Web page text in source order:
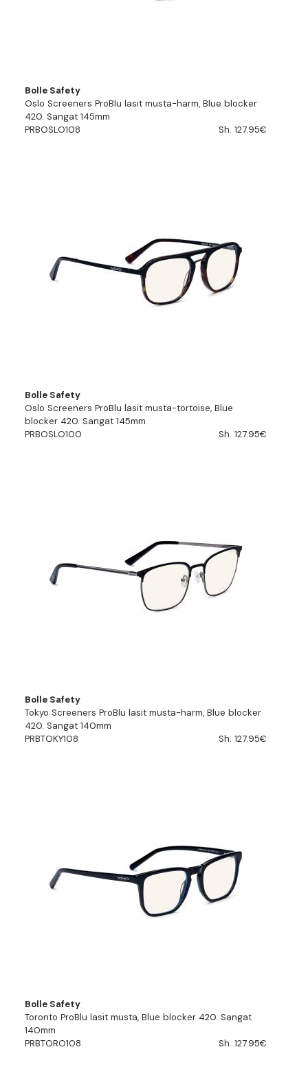
Bolle Safety
Oslo Screeners ProBlu lasit musta-harm, Blue blocker
420. Sangat 145mm
PRBOSLO108
Sh. 127.95€
Bolle Safety
Oslo Screeners ProBlu lasit musta-tortoise, Blue
blocker 420. Sangat 145mm
PRBOSLO100
Sh. 127.95€
Bolle Safety
Tokyo Screeners ProBlu lasit musta-harm, Blue blocker
420. Sangat 140mm
PRBTOKY108
Sh. 127.95€
Bolle Safety
Toronto ProBlu lasit musta, Blue blocker 420. Sangat
140mm
PRBTORO108
Sh. 127.95€